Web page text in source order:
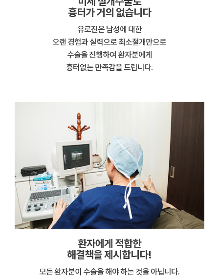
흉터가 거의 없습니다
유로진은 남성에 대한
오랜 경험과 실력으로 최소절개만으로
수술을 진행하여 환자분에게
흉터없는 만족감을 드립니다.
환자에게 적합한
해결책을 제시합니다!
모든 환자분이 수술을 해야 하는 것을 아닙니다.